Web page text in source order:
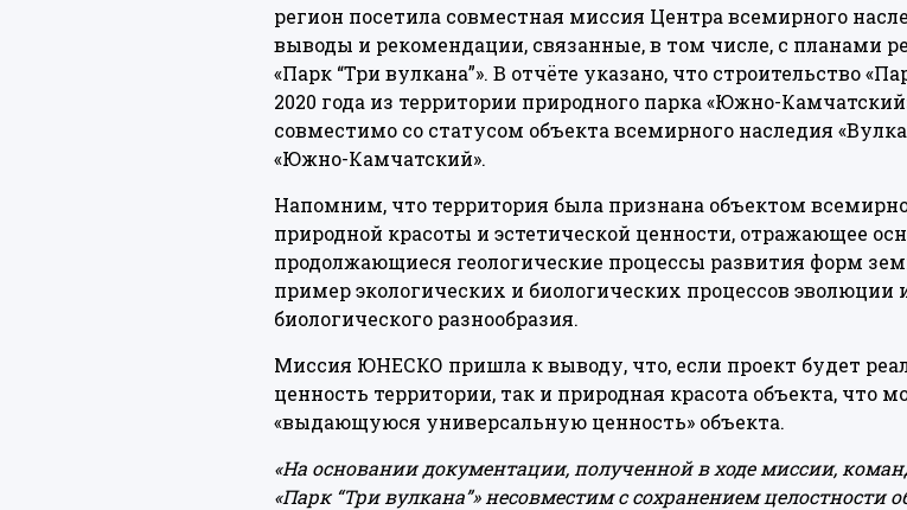
регион посетила совместная миссия Центра всемирного
выводы и рекомендации, связанные, в том числе, с планами
«Парк “Три вулкана”». В отчёте указано, что строительство
2020 года из территории природного парка «Южно-
совместимо со статусом объекта всемирного наследия
«Южно-Камчатский».
Напомним, что территория была признана объектом
природной красоты и эстетической ценности, отражающее
продолжающиеся геологические процессы развития форм
пример экологических и биологических процессов
биологического разнообразия.
Миссия ЮНЕСКО пришла к выводу, что, если проект будет
ценность территории, так и природная красота объекта, что
«выдающуюся универсальную ценность» объекта.
«На основании документации, полученной в ходе миссии,
«Парк “Три вулкана”» несовместим с сохранением целостности